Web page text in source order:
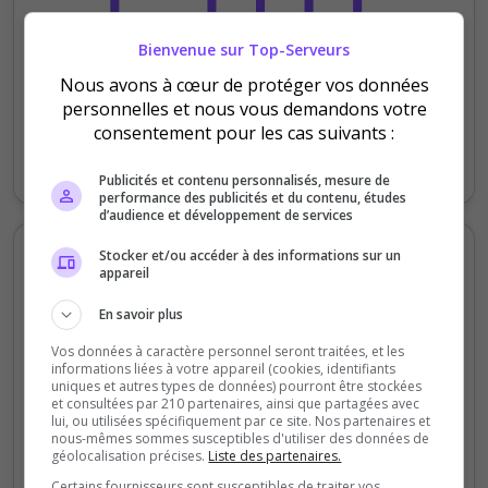
Lundi Mardi Mercredi Jeudi Vendredi Samedi Dimanche
Votes et clics mensuels
40
60
80
100
Bienvenue sur Top-Serveurs
Nous avons à cœur de protéger vos données
personnelles et nous vous demandons votre
consentement pour les cas suivants :
Publicités et contenu personnalisés, mesure de
performance des publicités et du contenu, études
d’audience et développement de services
Stocker et/ou accéder à des informations sur un
appareil
En savoir plus
Vos données à caractère personnel seront traitées, et les
informations liées à votre appareil (cookies, identifiants
uniques et autres types de données) pourront être stockées
et consultées par 210 partenaires, ainsi que partagées avec
lui, ou utilisées spécifiquement par ce site. Nos partenaires et
nous-mêmes sommes susceptibles d'utiliser des données de
géolocalisation précises. Liste des partenaires.